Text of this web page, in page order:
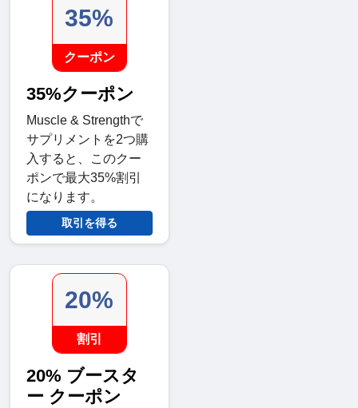
35%
クーポン
35%クーポン
Muscle & Strengthで
サプリメントを2つ購
入すると、このクー
ポンで最大35%割引
になります。
取引を得る
20%
割引
20% ブースタ
ー クーポン